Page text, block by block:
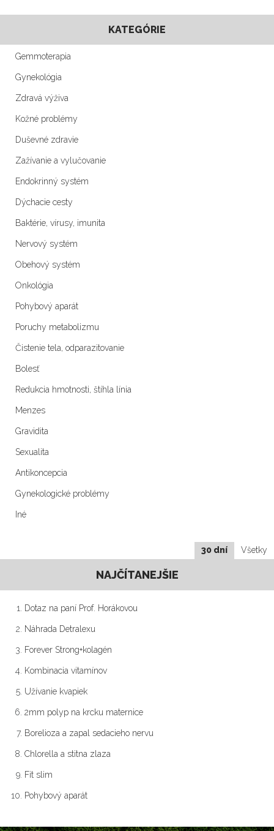
KATEGÓRIE
Gemmoterapia
Gynekológia
Zdravá výživa
Kožné problémy
Duševné zdravie
Zažívanie a vylučovanie
Endokrinný systém
Dýchacie cesty
Baktérie, vírusy, imunita
Nervový systém
Obehový systém
Onkológia
Pohybový aparát
Poruchy metabolizmu
Čistenie tela, odparazitovanie
Bolesť
Redukcia hmotnosti, štíhla línia
Menzes
Gravidita
Sexualita
Antikoncepcia
Gynekologické problémy
Iné
30 dní Všetky
NAJČÍTANEJŠIE
Dotaz na paní Prof. Horákovou
Náhrada Detralexu
Forever Strong+kolagén
Kombinacia vitamínov
Užívanie kvapiek
2mm polyp na krcku maternice
Borelioza a zapal sedacieho nervu
Chlorella a stitna zlaza
Fit slim
Pohybový aparát